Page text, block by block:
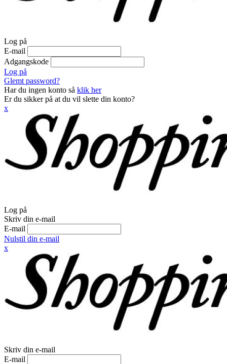
Log på
E-mail
Adgangskode
Log på
Glemt password?
Har du ingen konto så klik her
Er du sikker på at du vil slette din konto?
x
Log på
Skriv din e-mail
E-mail
Nulstil din e-mail
x
Skriv din e-mail
E-mail